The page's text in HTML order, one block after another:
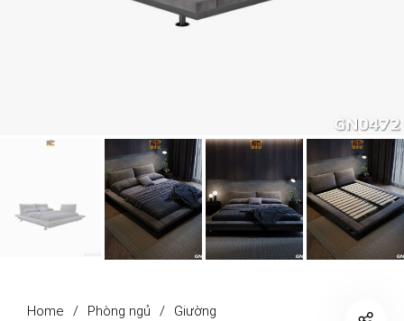
Home / Phòng ngủ / Giường